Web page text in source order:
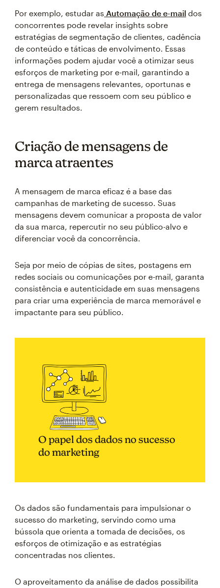
Por exemplo, estudar as Automação de e-mail dos
concorrentes pode revelar insights sobre
estratégias de segmentação de clientes, cadência
de conteúdo e táticas de envolvimento. Essas
informações podem ajudar você a otimizar seus
esforços de marketing por e-mail, garantindo a
entrega de mensagens relevantes, oportunas e
personalizadas que ressoem com seu público e
gerem resultados.
Criação de mensagens de
marca atraentes
A mensagem de marca eficaz é a base das
campanhas de marketing de sucesso. Suas
mensagens devem comunicar a proposta de valor
da sua marca, repercutir no seu público-alvo e
diferenciar você da concorrência.
Seja por meio de cópias de sites, postagens em
redes sociais ou comunicações por e-mail, garanta
consistência e autenticidade em suas mensagens
para criar uma experiência de marca memorável e
impactante para seu público.
O papel dos dados no sucesso
do marketing
Os dados são fundamentais para impulsionar o
sucesso do marketing, servindo como uma
bússola que orienta a tomada de decisões, os
esforços de otimização e as estratégias
concentradas nos clientes.
O aproveitamento da análise de dados possibilita